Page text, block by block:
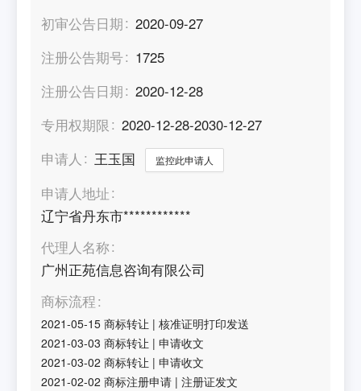
初审公告日期
2020-09-27
注册公告期号
1725
注册公告日期
2020-12-28
专用权期限
2020-12-28-2030-12-27
申请人
王玉国 监控此申请人
申请人地址
辽宁省丹东市************
代理人名称
广州正苑信息咨询有限公司
商标流程
2021-05-15 商标转让 |核准证明打印发送
2021-03-03 商标转让 |申请收文
2021-03-02 商标转让 |申请收文
2021-02-02 商标注册申请 |注册证发文